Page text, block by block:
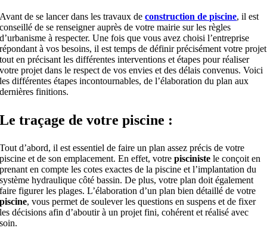
Avant de se lancer dans les travaux deconstruction de piscine, il est
conseillé de se renseigner auprès de votre mairie sur les règles
d’urbanisme à respecter. Une fois que vous avez choisi l’entreprise
répondant à vos besoins, il est temps de définir précisément votre projet
tout en précisant les différentes interventions et étapes pour réaliser
votre projet dans le respect de vos envies et des délais convenus. Voici
les différentes étapes incontournables, de l’élaboration du plan aux
dernières finitions.
Le traçage de votre piscine :
Tout d’abord, il est essentiel de faire un plan assez précis de votre
piscine et de son emplacement. En effet, votrepisciniste le conçoit en
prenant en compte les cotes exactes de la piscine et l’implantation du
système hydraulique côté bassin. De plus, votre plan doit également
faire figurer les plages. L’élaboration d’un plan bien détaillé de votre
piscine, vous permet de soulever les questions en suspens et de fixer
les décisions afin d’aboutir à un projet fini, cohérent et réalisé avec
soin.